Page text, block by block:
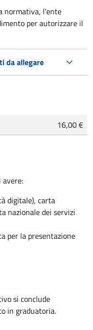
normativa, l'ente
per autorizzare il
da allegare
16,00 €
avere:
digitale), carta
nazionale dei servizi
per la presentazione
si conclude
in graduatoria.